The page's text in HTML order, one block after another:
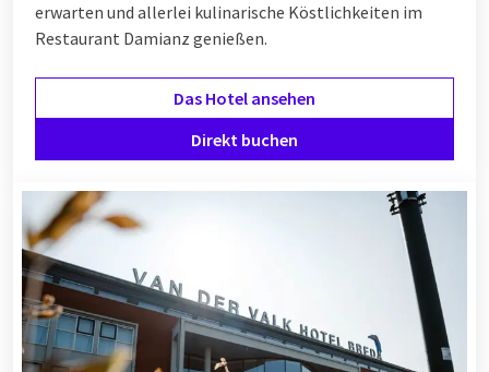
erwarten und allerlei kulinarische Köstlichkeiten im
Restaurant Damianz genießen.
Das Hotel ansehen
Direkt buchen